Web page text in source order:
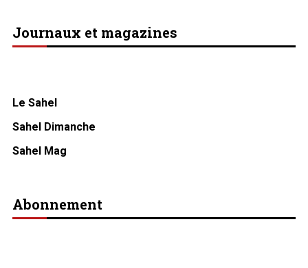
Journaux et magazines
Le Sahel
Sahel Dimanche
Sahel Mag
Abonnement